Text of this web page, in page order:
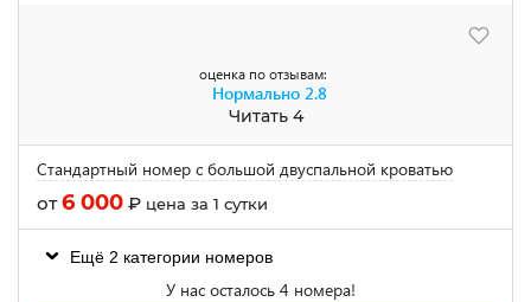
оценка по отзывам:
Нормально 2.8
Читать 4
Cтандартный номер с большой двуспальной кроватью
от6 000 ₽ цена за 1 сутки
Ещё 2 категории номеров
У нас осталось 4 номера!